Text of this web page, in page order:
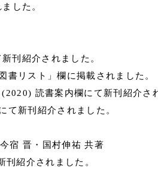
した。
紹介されました。
リスト」欄に掲載されました。
読書案内欄にて新刊紹介さ
新刊紹介されました。
宿 晋・国村伸祐 共著
紹介されました。